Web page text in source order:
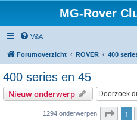
MG-Rover
V&A
Forumoverzicht ROVER 400
400 series en 45
Nieuw onderwerp
1294 onderwerpen 1